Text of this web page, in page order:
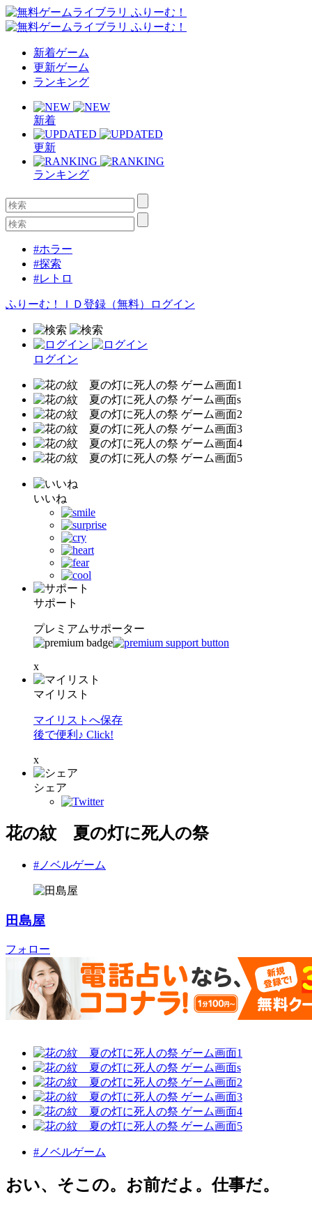
新着ゲーム
更新ゲーム
ランキング
新着
更新
ランキング
#ホラー
#探索
#レトロ
ふりーむ！ＩＤ登録（無料） ログイン
ログイン
いいね
サポート
プレミアムサポーター
x
マイリスト
マイリストへ保存
後で便利♪ Click!
x
シェア
花の紋 夏の灯に死人の祭
#ノベルゲーム
田島屋
フォロー
#ノベルゲーム
おい、そこの。お前だよ。仕事だ。